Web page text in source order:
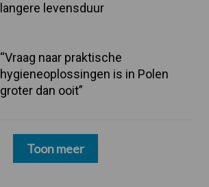
langere levensduur
“Vraag naar praktische
hygieneoplossingen is in Polen
groter dan ooit”
Toon meer